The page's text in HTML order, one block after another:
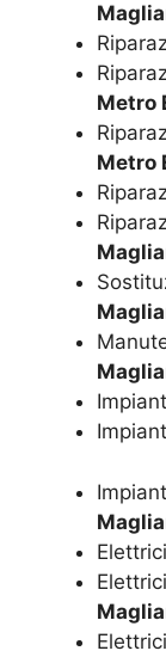
Metro
Metro